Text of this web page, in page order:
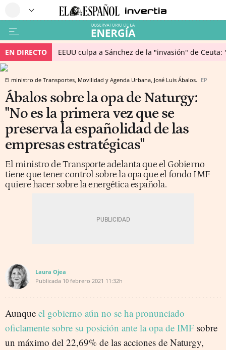
EN DIRECTO EEUU culpa a Sánchez de la "invasión" de
El ministro de Transportes, Movilidad y Agenda Urbana, José Luis Ábalos. EP
Ábalos sobre la opa de Naturgy:
"No es la primera vez que se
preserva la españolidad de las
empresas estratégicas"
El ministro de Transporte adelanta que el Gobierno
tiene que tener control sobre la opa que el fondo IMF
quiere hacer sobre la energética española.
Laura Ojea
Publicada 10 febrero 2021 11:32h
Aunque el gobierno aún no se ha pronunciado
oficlamente sobre su posición ante la opa de IMF sobre
un máximo del 22,69% de las acciones de Naturgy,